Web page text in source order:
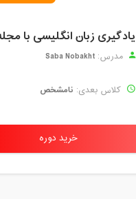
یادگیری زبان انگلیسی با
مدرس: Saba Nobakht
کلاس بعدی: نامشخص
خرید دوره